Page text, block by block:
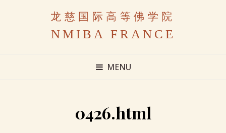
龙慈国际高等佛学院
NMIBA FRANCE
MENU
0426.html